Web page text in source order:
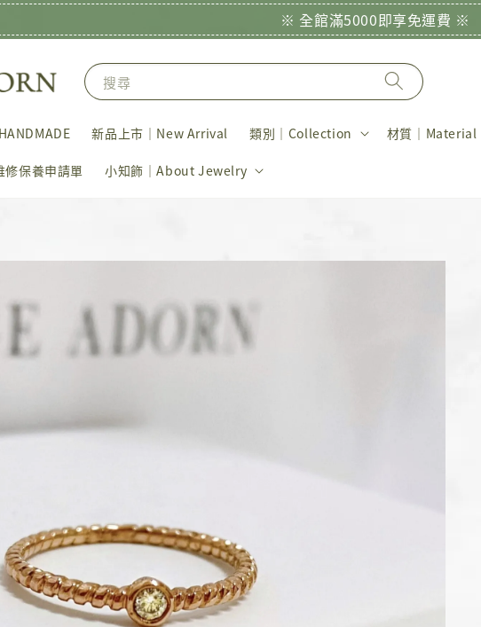
※ 全館滿5000即享免運費 ※
搜尋
新品上市｜New Arrival 類別｜Collection 材質｜Material
修保養申請單 小知飾｜About Jewelry